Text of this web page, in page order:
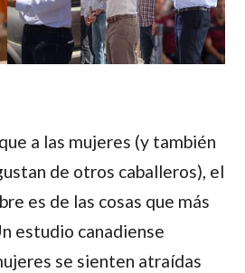
a las mujeres (y también
de otros caballeros), el
es de las cosas que más
estudio canadiense
se sienten atraídas